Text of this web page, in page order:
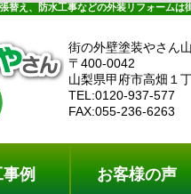
替え、防水工事などの外装リフォームは
街の外壁塗装やさん
〒400-0042
山梨県甲府市高畑１
TEL:0120-937-577
FAX:055-236-6263
例 お客様の声